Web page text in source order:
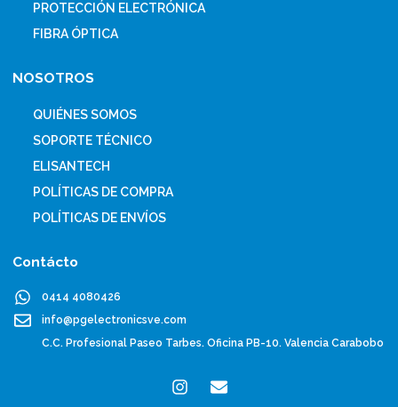
PROTECCIÓN ELECTRÓNICA
FIBRA ÓPTICA
NOSOTROS
QUIÉNES SOMOS
SOPORTE TÉCNICO
ELISANTECH
POLÍTICAS DE COMPRA
POLÍTICAS DE ENVÍOS
Contácto
0414 4080426
info@pgelectronicsve.com
C.C. Profesional Paseo Tarbes. Oficina PB-10. Valencia Carabobo